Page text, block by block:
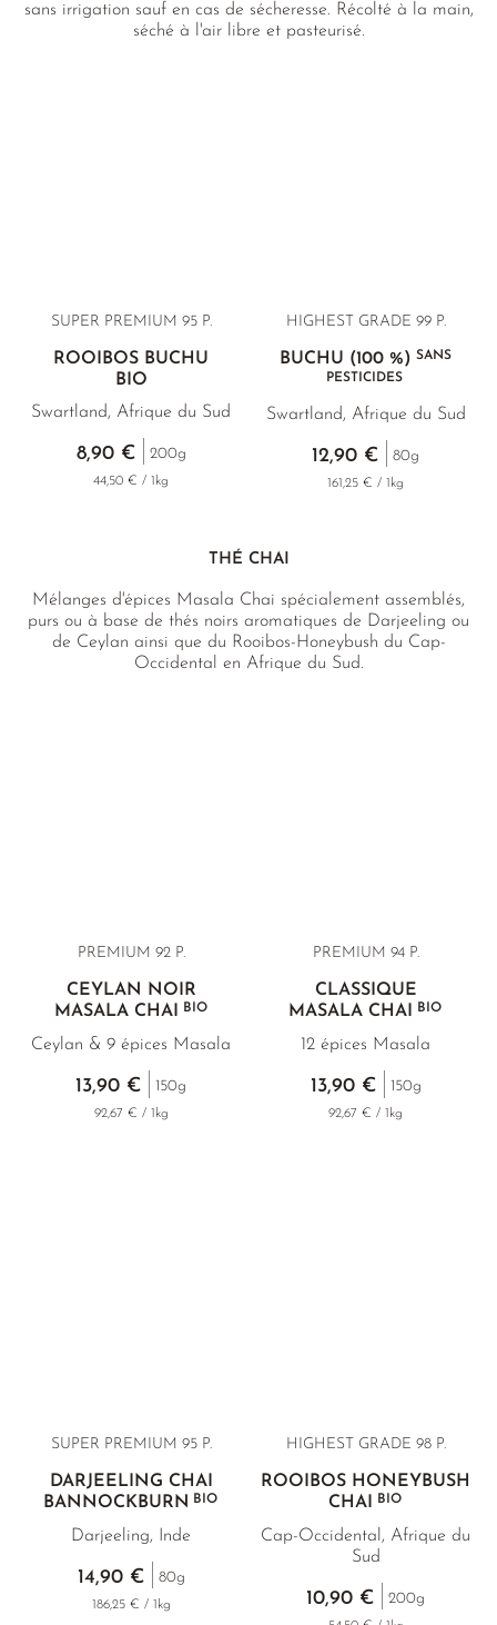
sans irrigation sauf en cas de sécheresse. Récolté à la main,
séché à l'air libre et pasteurisé.
SUPER PREMIUM 95 P.
ROOIBOS BUCHU
BIO
Swartland, Afrique du Sud
8,90 € 200g
44,50 € / 1kg
HIGHEST GRADE 99 P.
BUCHU (100 %)SANS
PESTICIDES
Swartland, Afrique du Sud
12,90 € 80g
161,25 € / 1kg
THÉ CHAI
Mélanges d'épices Masala Chai spécialement assemblés,
purs ou à base de thés noirs aromatiques de Darjeeling ou
de Ceylan ainsi que du Rooibos-Honeybush du Cap-
Occidental en Afrique du Sud.
PREMIUM 92 P.
CEYLAN NOIR
MASALA CHAI
BIO
Ceylan & 9 épices Masala
13,90 € 150g
92,67 € / 1kg
PREMIUM 94 P.
CLASSIQUE
MASALA CHAIBIO
12 épices Masala
13,90 € 150g
92,67 € / 1kg
SUPER PREMIUM 95 P.
DARJEELING CHAI
BANNOCKBURN
BIO
Darjeeling, Inde
14,90 € 80g
186,25 € / 1kg
HIGHEST GRADE 98 P.
ROOIBOS HONEYBUSH
CHAIBIO
Cap-Occidental, Afrique du
Sud
10,90 € 200g